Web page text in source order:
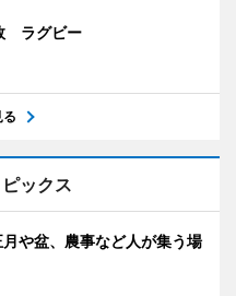
ラグビー
る
ックス
や盆、農事など人が集う場